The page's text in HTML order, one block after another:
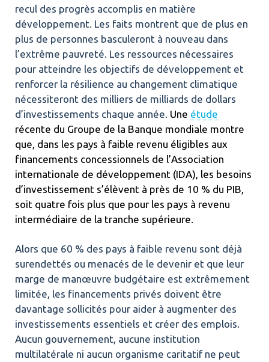
recul des progrès accomplis en matière
développement. Les faits montrent que de plus en
plus de personnes basculeront à nouveau dans
l’extrême pauvreté. Les ressources nécessaires
pour atteindre les objectifs de développement et
renforcer la résilience au changement climatique
nécessiteront des milliers de milliards de dollars
d’investissements chaque année. Une étude
récente du Groupe de la Banque mondiale montre
que, dans les pays à faible revenu éligibles aux
financements concessionnels de l’Association
internationale de développement (IDA), les besoins
d’investissement s’élèvent à près de 10 % du PIB,
soit quatre fois plus que pour les pays à revenu
intermédiaire de la tranche supérieure.
Alors que 60 % des pays à faible revenu sont déjà
surendettés ou menacés de le devenir et que leur
marge de manœuvre budgétaire est extrêmement
limitée, les financements privés doivent être
davantage sollicités pour aider à augmenter des
investissements essentiels et créer des emplois.
Aucun gouvernement, aucune institution
multilatérale ni aucun organisme caritatif ne peut